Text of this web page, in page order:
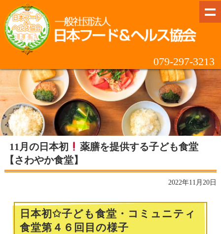
079-297-3213
11月の日本初
薬膳を提供する子ども食堂
【さわやか食堂】
2022年11月20日
日本初✩子ども食堂・コミュニティ
食堂第４６回目の様子